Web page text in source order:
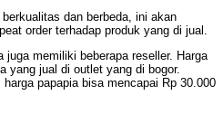
dan berbeda, ini akan
order terhadap produk yang di jual.
juga memiliki beberapa reseller. Harga
yang jual di outlet yang di bogor.
papapia bisa mencapai Rp 30.000